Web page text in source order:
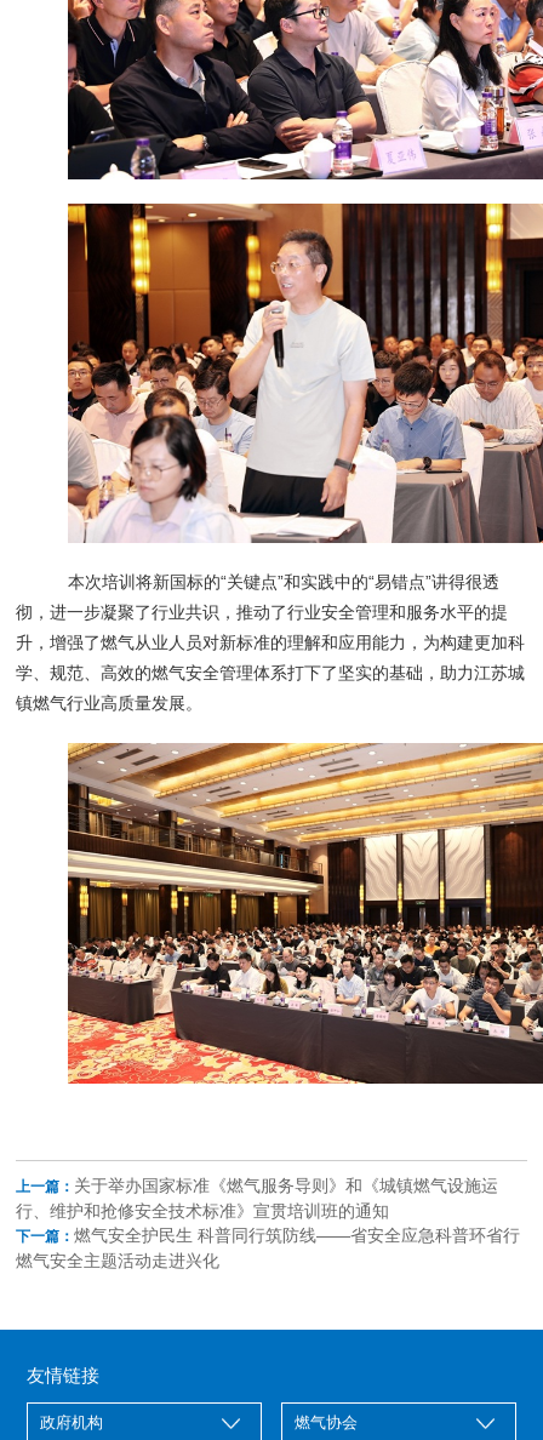
本次培训将新国标的“关键点”和实践中的“易错点”讲得很透
彻，进一步凝聚了行业共识，推动了行业安全管理和服务水平的提
升，增强了燃气从业人员对新标准的理解和应用能力，为构建更加科
学、规范、高效的燃气安全管理体系打下了坚实的基础，助力江苏城
镇燃气行业高质量发展。
上一篇： 关于举办国家标准《燃气服务导则》和《城镇燃气设施运
行、维护和抢修安全技术标准》宣贯培训班的通知
下一篇：燃气安全护民生 科普同行筑防线——省安全应急科普环省行
燃气安全主题活动走进兴化
友情链接